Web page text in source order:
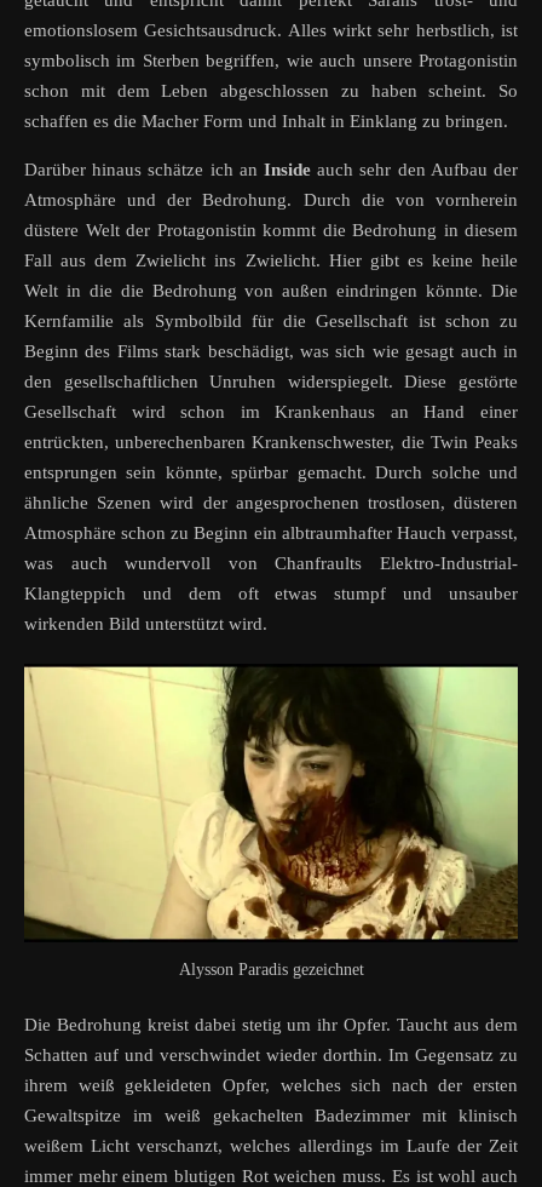
emotionslosem Gesichtsausdruck. Alles wirkt sehr herbstlich, ist
symbolisch im Sterben begriffen, wie auch unsere Protagonistin
schon mit dem Leben abgeschlossen zu haben scheint. So
schaffen es die Macher Form und Inhalt in Einklang zu bringen.
Darüber hinaus schätze ich an Inside auch sehr den Aufbau der
Atmosphäre und der Bedrohung. Durch die von vornherein
düstere Welt der Protagonistin kommt die Bedrohung in diesem
Fall aus dem Zwielicht ins Zwielicht. Hier gibt es keine heile
Welt in die die Bedrohung von außen eindringen könnte. Die
Kernfamilie als Symbolbild für die Gesellschaft ist schon zu
Beginn des Films stark beschädigt, was sich wie gesagt auch in
den gesellschaftlichen Unruhen widerspiegelt. Diese gestörte
Gesellschaft wird schon im Krankenhaus an Hand einer
entrückten, unberechenbaren Krankenschwester, die Twin Peaks
entsprungen sein könnte, spürbar gemacht. Durch solche und
ähnliche Szenen wird der angesprochenen trostlosen, düsteren
Atmosphäre schon zu Beginn ein albtraumhafter Hauch verpasst,
was auch wundervoll von Chanfraults Elektro-Industrial-
Klangteppich und dem oft etwas stumpf und unsauber
wirkenden Bild unterstützt wird.
Alysson Paradis gezeichnet
Die Bedrohung kreist dabei stetig um ihr Opfer. Taucht aus dem
Schatten auf und verschwindet wieder dorthin. Im Gegensatz zu
ihrem weiß gekleideten Opfer, welches sich nach der ersten
Gewaltspitze im weiß gekachelten Badezimmer mit klinisch
weißem Licht verschanzt, welches allerdings im Laufe der Zeit
immer mehr einem blutigen Rot weichen muss. Es ist wohl auch